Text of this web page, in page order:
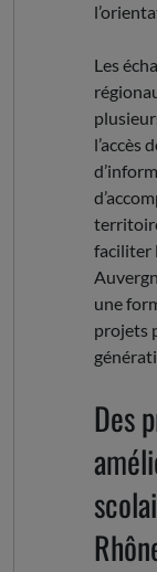
Les
l’accès
faciliter
une
projets
Des